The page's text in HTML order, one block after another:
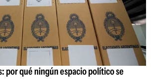
por qué ningún espacio político se